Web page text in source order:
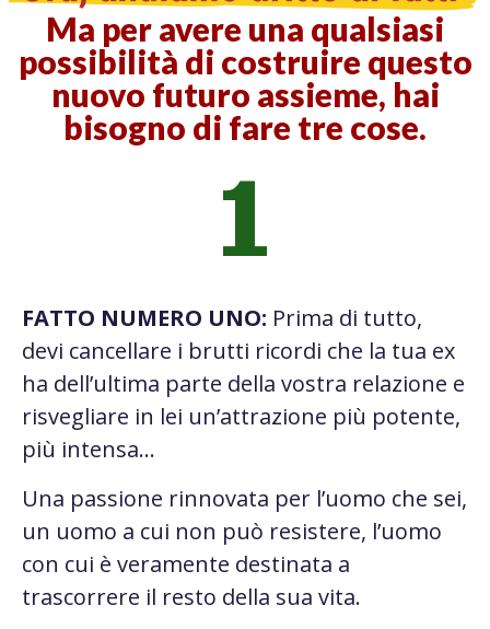
Ma per avere una qualsiasi
possibilità di costruire questo
nuovo futuro assieme, hai
bisogno di fare tre cose.
1
FATTO NUMERO UNO: Prima di tutto,
devi cancellare i brutti ricordi che la tua ex
ha dell’ultima parte della vostra relazione e
risvegliare in lei un’attrazione più potente,
più intensa…
Una passione rinnovata per l’uomo che sei,
un uomo a cui non può resistere, l’uomo
con cui è veramente destinata a
trascorrere il resto della sua vita.